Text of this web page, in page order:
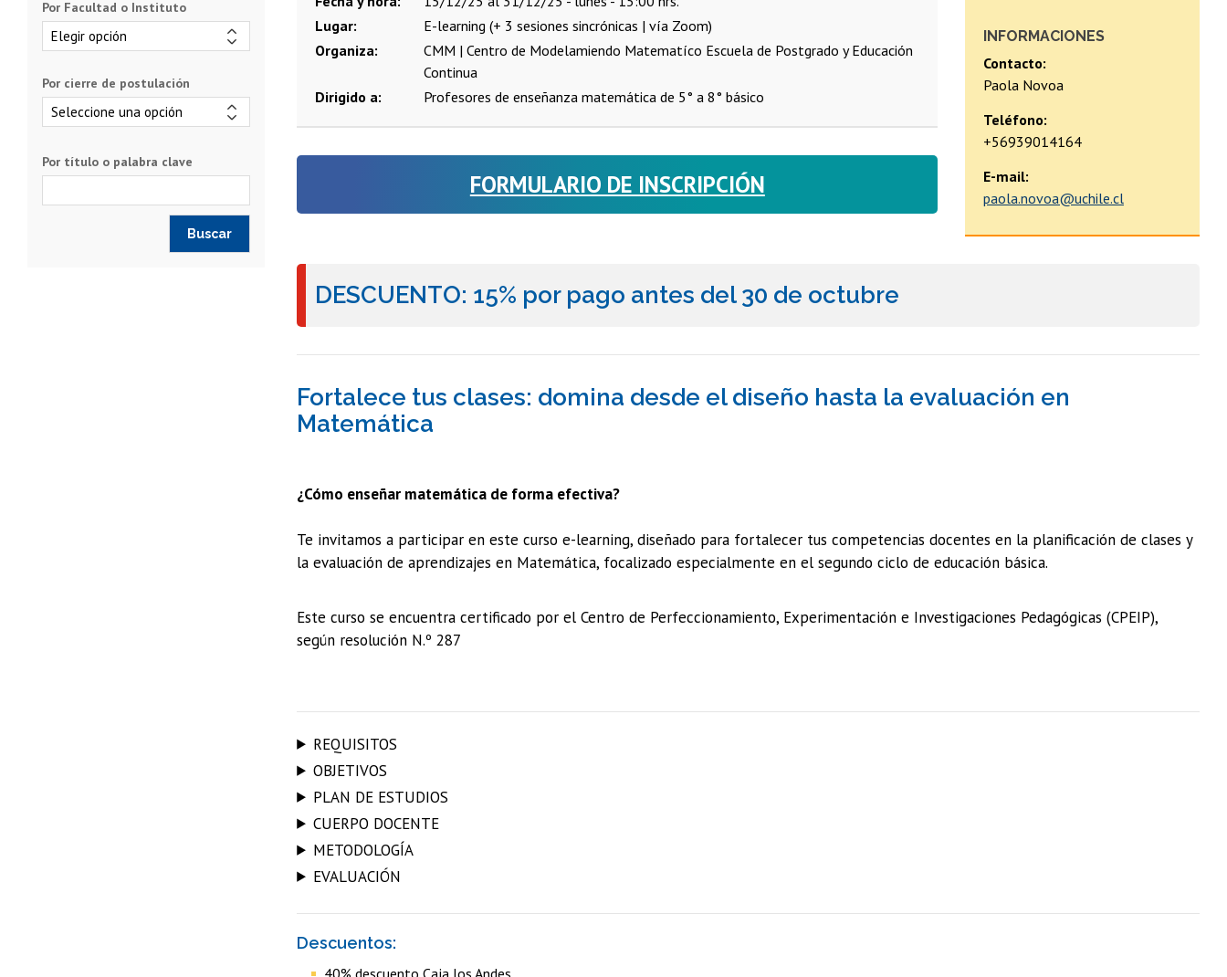
INFORMACIONES
Contacto:
Paola Novoa
Teléfono:
+56939014164
E-mail:
paola.novoa@uchile.cl
Lugar
E-learning (+ 3 sesiones sincrónicas | vía Zoom)
Organiza
CMM | Centro de Modelamiendo Matematíco Escuela de Postgrado y Educación
Continua
Dirigido a
Profesores de enseñanza matemática de 5° a 8° básico
FORMULARIO DE INSCRIPCIÓN
DESCUENTO: 15% por pago antes del 30 de octubre
Fortalece tus clases: domina desde el diseño hasta la evaluación en
Matemática
¿Cómo enseñar matemática de forma efectiva?
Te invitamos a participar en este curso e-learning, diseñado para fortalecer tus competencias docentes en la planificación de clases y
la evaluación de aprendizajes en Matemática, focalizado especialmente en el segundo ciclo de educación básica.
Este curso se encuentra certificado por el Centro de Perfeccionamiento, Experimentación e Investigaciones Pedagógicas (CPEIP),
según resolución N.º 287
REQUISITOS
OBJETIVOS
PLAN DE ESTUDIOS
CUERPO DOCENTE
METODOLOGÍA
EVALUACIÓN
Descuentos:
40% descuento Caja los Andes
Por Facultad o Instituto
Por cierre de postulación
Por título o palabra clave